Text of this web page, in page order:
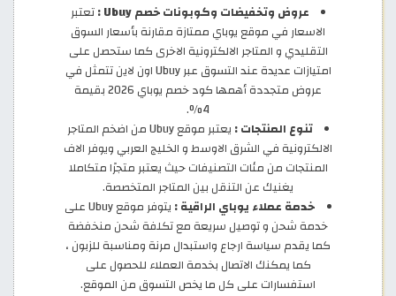
عروض وتخفيضات وكوبونات خصم Ubuy :
تعتبر
الاسعار في موقع يوباي ممتازة مقارنة بأسعار السوق
التقليدي و المتاجر الالكترونية الاخرى كما ستحصل على
امتيازات عديدة عند التسوق عبر Ubuy اون لاين تتمثل في
عروض متجددة أهمها كود خصم يوباي 2026 بقيمة
4%.
تنوع المنتجات :
يعتبر موقع Ubuy من اضخم المتاجر
الالكترونية في الشرق الاوسط و الخليج العربي ويوفر الاف
المنتجات من مئات التصنيفات حيث يعتبر متجرًا متكاملا
يغنيك عن التنقل بين المتاجر المتخصصة.
خدمة عملاء يوباي الراقية :
يتوفر موقع Ubuy على
خدمة شحن و توصيل سريعة مع تكلفة شحن منخفضة
كما يقدم سياسة ارجاع واستبدال مرنة ومناسبة للزبون ،
كما يمكنك الاتصال بخدمة العملاء للحصول على
استفسارات على كل ما يخص التسوق من الموقع.